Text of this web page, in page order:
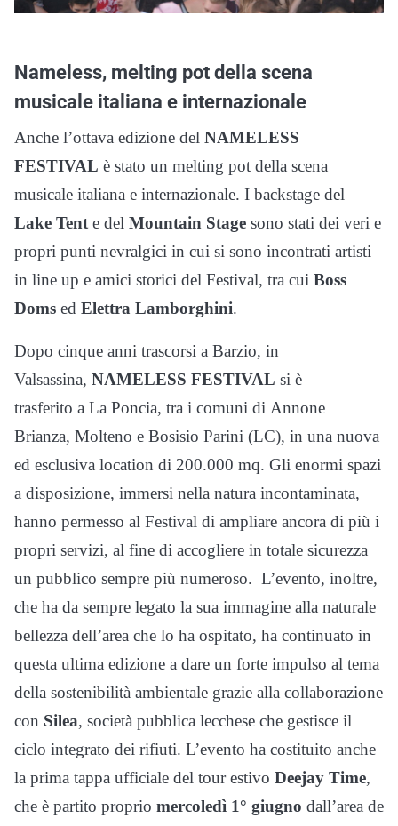
Nameless, melting pot della scena
musicale italiana e internazionale
Anche l’ottava edizione del NAMELESS
FESTIVAL è stato un melting pot della scena
musicale italiana e internazionale. I backstage del
Lake Tent e del Mountain Stage sono stati dei veri e
propri punti nevralgici in cui si sono incontrati artisti
in line up e amici storici del Festival, tra cui Boss
Doms ed Elettra Lamborghini.
Dopo cinque anni trascorsi a Barzio, in
Valsassina, NAMELESS FESTIVAL si è
trasferito a La Poncia, tra i comuni di Annone
Brianza, Molteno e Bosisio Parini (LC), in una nuova
ed esclusiva location di 200.000 mq. Gli enormi spazi
a disposizione, immersi nella natura incontaminata,
hanno permesso al Festival di ampliare ancora di più i
propri servizi, al fine di accogliere in totale sicurezza
un pubblico sempre più numeroso. L’evento, inoltre,
che ha da sempre legato la sua immagine alla naturale
bellezza dell’area che lo ha ospitato, ha continuato in
questa ultima edizione a dare un forte impulso al tema
della sostenibilità ambientale grazie alla collaborazione
con Silea, società pubblica lecchese che gestisce il
ciclo integrato dei rifiuti. L’evento ha costituito anche
la prima tappa ufficiale del tour estivo Deejay Time,
che è partito proprio mercoledì 1° giugno dall’area de